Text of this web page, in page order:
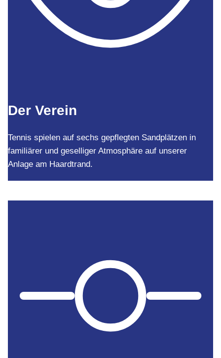
Der Verein
Tennis spielen auf sechs gepflegten Sandplätzen in
familiärer und geselliger Atmosphäre auf unserer
Anlage am Haardtrand.